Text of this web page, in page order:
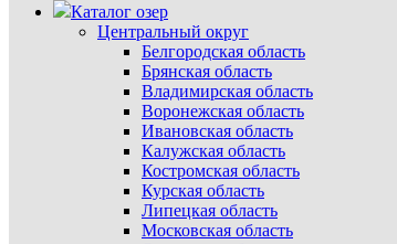
Каталог озер
Центральный округ
Белгородская область
Брянская область
Владимирская область
Воронежская область
Ивановская область
Калужская область
Костромская область
Курская область
Липецкая область
Московская область